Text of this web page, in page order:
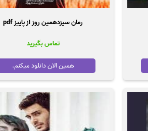
رمان سیزدهمین روز از پاییز pdf
تماس بگیرید
همین الان دانلود میکنم.